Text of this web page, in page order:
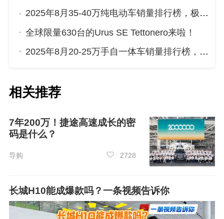
2025年8月35-40万纯电动车销量排行榜，极氪001位居第二，第一名你绝对想不到
全球限量630台的Urus SE Tettonero来啦！
2025年8月20-25万手自一体车销量排行榜，红旗HS5屈居第三，传祺GS8成最大黑马
相关推荐
7年200万！捷途高速成长的密
码是什么？
导购 2728
长城H10能成爆款吗？一条视频告诉你